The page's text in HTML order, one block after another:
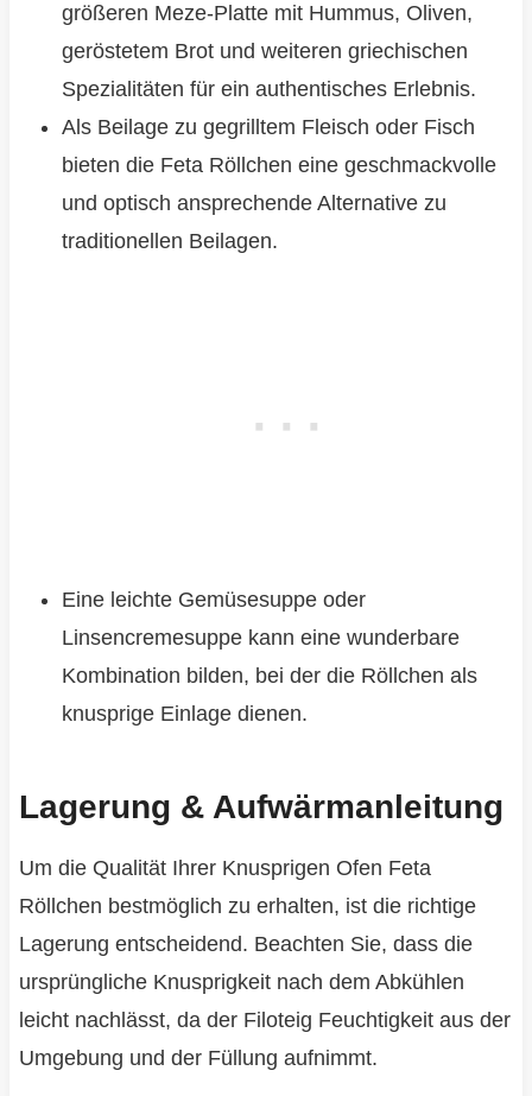
größeren Meze-Platte mit Hummus, Oliven,
geröstetem Brot und weiteren griechischen
Spezialitäten für ein authentisches Erlebnis.
Als Beilage zu gegrilltem Fleisch oder Fisch
bieten die Feta Röllchen eine geschmackvolle
und optisch ansprechende Alternative zu
traditionellen Beilagen.
Eine leichte Gemüsesuppe oder
Linsencremesuppe kann eine wunderbare
Kombination bilden, bei der die Röllchen als
knusprige Einlage dienen.
Lagerung & Aufwärmanleitung
Um die Qualität Ihrer Knusprigen Ofen Feta
Röllchen bestmöglich zu erhalten, ist die richtige
Lagerung entscheidend. Beachten Sie, dass die
ursprüngliche Knusprigkeit nach dem Abkühlen
leicht nachlässt, da der Filoteig Feuchtigkeit aus der
Umgebung und der Füllung aufnimmt.